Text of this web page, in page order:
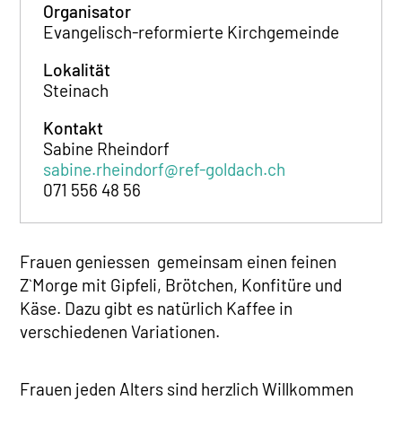
Organisator
Evangelisch-reformierte Kirchgemeinde
Lokalität
Steinach
Kontakt
Sabine Rheindorf
sabine.rheindorf@ref-goldach.ch
071 556 48 56
Frauen geniessen gemeinsam einen feinen
Z`Morge mit Gipfeli, Brötchen, Konfitüre und
Käse. Dazu gibt es natürlich Kaffee in
verschiedenen Variationen.
Frauen jeden Alters sind herzlich Willkommen